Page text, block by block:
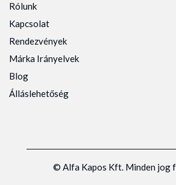
Rólunk
Kapcsolat
Rendezvények
Márka Irányelvek
Blog
Álláslehetőség
© Alfa Kapos Kft. Minden jog